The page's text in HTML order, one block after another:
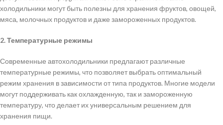
холодильники могут быть полезны для хранения фруктов, овощей,
мяса, молочных продуктов и даже замороженных продуктов.
2. Температурные режимы
Современные автохолодильники предлагают различные
температурные режимы, что позволяет выбрать оптимальный
режим хранения в зависимости от типа продуктов. Многие модели
могут поддерживать как охлажденную, так и замороженную
температуру, что делает их универсальным решением для
хранения пищи.